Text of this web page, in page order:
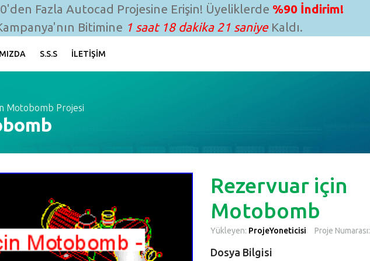
Fazla Autocad Projesine Erişin! Üyeliklerde %90 İndirim!
Bitimine 1 saat 18 dakika 20 saniyeKaldı.
S.S.S İLETIŞIM
Motobomb Projesi
Rezervuar için
Motobomb
Yükleyen: ProjeYoneticisi Proje Numarası:
Dosya Bilgisi